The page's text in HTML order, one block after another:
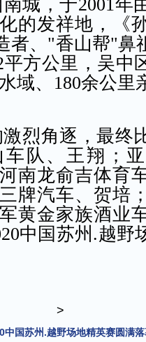
城，于2001年
的发祥地，《
者、"香山帮"鼻
方公里，吴中
域、180余公里
烈角逐，最终
队、王翔；
南龙俞吉体育
牌汽车、贺培
黄金家族酒业
中国苏州.越野
>
中国苏州.越野场地精英赛圆满